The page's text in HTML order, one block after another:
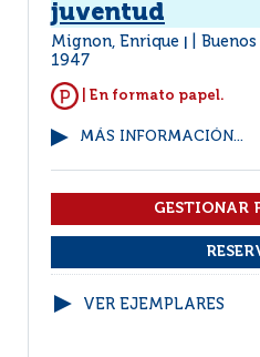
juventud
Mignon, Enrique
1947
| En formato papel.
MÁS INFORMACIÓN...
VER EJEMPLARES